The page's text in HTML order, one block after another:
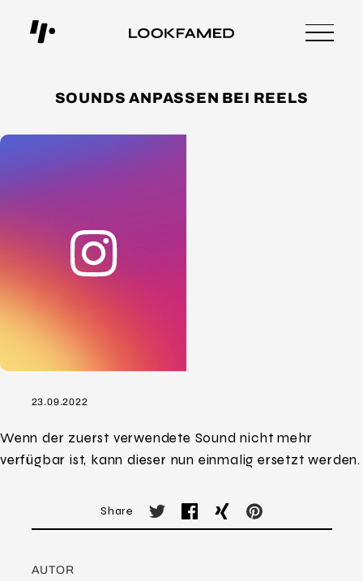
SOUNDS ANPASSEN BEI REELS
23.09.2022
Wenn der zuerst verwendete Sound nicht mehr
verfügbar ist, kann dieser nun einmalig ersetzt werden.
Share
AUTOR